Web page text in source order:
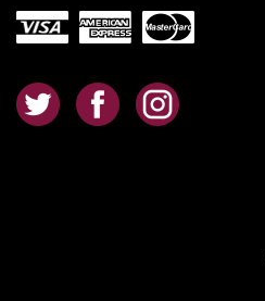
. . .